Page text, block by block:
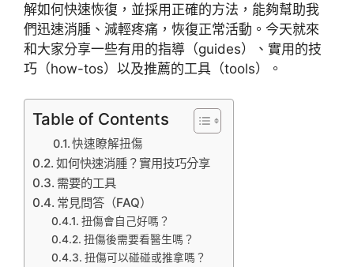
解如何快速恢復，並採用正確的方法，能夠幫助我
們迅速消腫、減輕疼痛，恢復正常活動。今天就來
和大家分享一些有用的指導（guides）、實用的技
巧（how-tos）以及推薦的工具（tools）。
Table of Contents
快速瞭解扭傷
如何快速消腫？實用技巧分享
需要的工具
常見問答（FAQ）
扭傷會自己好嗎？
扭傷後需要看醫生嗎？
扭傷可以碰碰或推拿嗎？